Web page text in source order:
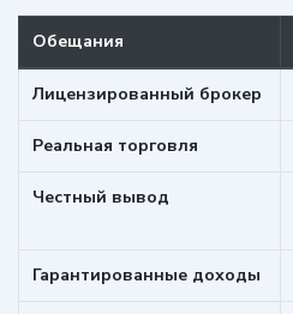
Обещания
Лицензированный брокер
Реальная торговля
Честный вывод
Гарантированные доходы